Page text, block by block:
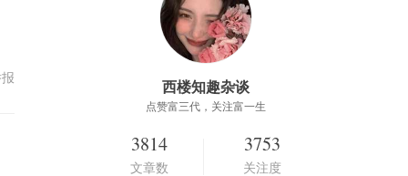
西楼知趣杂谈
点赞富三代，关注富一生
3814
文章数
3753
关注度